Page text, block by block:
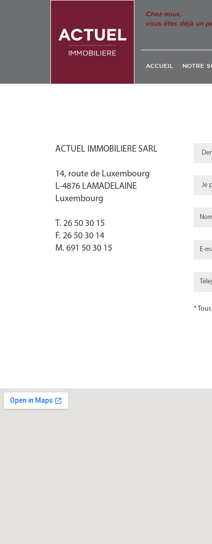
Chez nous,
vous êtes déjà un
ACCUEIL NOTRE
ACTUEL IMMOBILIERE SARL
14, route de Luxembourg
L-4876 LAMADELAINE
Luxembourg
T. 26 50 30 15
F. 26 50 30 14
M. 691 50 30 15
*